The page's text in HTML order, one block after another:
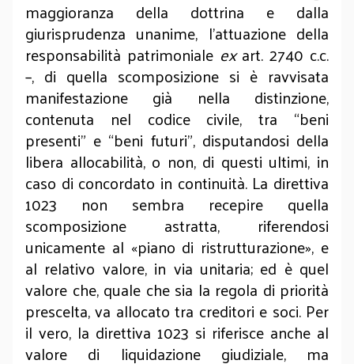
maggioranza della dottrina e dalla
giurisprudenza unanime, l’attuazione della
responsabilità patrimoniale exart. 2740 c.c.
–, di quella scomposizione si è ravvisata
manifestazione già nella distinzione,
contenuta nel codice civile, tra “beni
presenti” e “beni futuri”, disputandosi della
libera allocabilità, o non, di questi ultimi, in
caso di concordato in continuità. La direttiva
1023 non sembra recepire quella
scomposizione astratta, riferendosi
unicamente al «piano di ristrutturazione», e
al relativo valore, in via unitaria; ed è quel
valore che, quale che sia la regola di priorità
prescelta, va allocato tra creditori e soci. Per
il vero, la direttiva 1023 si riferisce anche al
valore di liquidazione giudiziale, ma